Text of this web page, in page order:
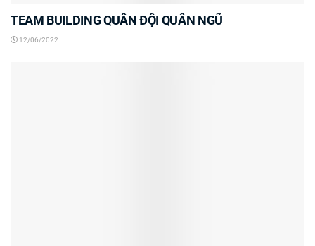
TEAM BUILDING QUÂN ĐỘI QUÂN NGŨ
12/06/2022